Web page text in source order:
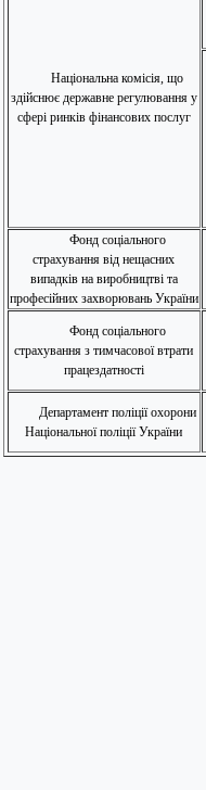
Національна комісія, що
здійснює державне регулювання у
сфері ринків фінансових послуг
Фонд соціального
страхування від нещасних
випадків на виробництві та
професійних захворювань України
Фонд соціального
страхування з тимчасової втрати
працездатності
Департамент поліції охорони
Національної поліції України